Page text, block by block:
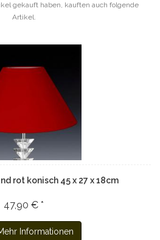
gekauft haben, kauften auch folgende
Artikel.
rot konisch 45 x 27 x 18cm
47,90 € *
Informationen